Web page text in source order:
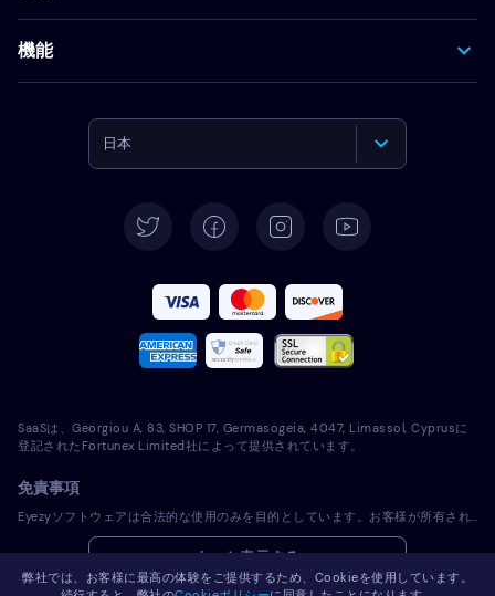
機能
日本
Deutsch
Español
Français
Português
Polski
Română
SaaSは、Georgiou A, 83, SHOP 17, Germasogeia, 4047, Limassol, Cyprusに
登記されたFortunex Limited社によって提供されています。
免責事項
Eyezyソフトウェアは合法的な使用のみを目的としています。お客様が所有されていないデバイスにライセンスソフトウェアをインストールすることは、適用される法律およびお住まいの地域の法律に違反します。法律では一般的に、ライセンスソフトウェアをインストールしようとするデバイスの所有者に通知することが義務付けられています。この要件に違反した場合、違反者に厳しい金銭罰および刑事罰が課される可能性があります。ライセンスソフトウェアをインストールし使用する前に、お客様の管轄区域内におけるライセンスソフトウェアの使用の合法性に関して、お客様の法律顧問に相談してください。お客様は、ライセンスソフトウェアを当該デバイスにインストールすることに関して単独で責任を負うものとし、Eyezyが責任を負わないことを認識するものとします。
もっと表示する
弊社では、お客様に最高の体験をご提供するため、Cookieを使用しています。